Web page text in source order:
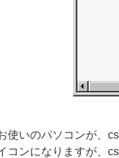
いのパソコンが、
コンになりますが、